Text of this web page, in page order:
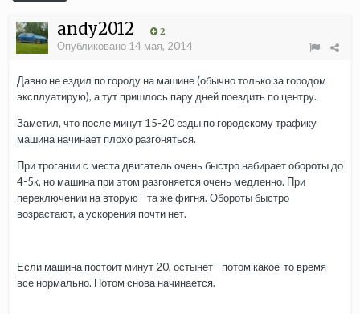
andy2012 2
Опубликовано 14 мая, 2014
Давно не ездил по городу на машине (обычно только за городом
эксплуатирую), а тут пришлось пару дней поездить по центру.
Заметил, что после минут 15-20 езды по городскому трафику
машина начинает плохо разгоняться.
При трогании с места двигатель очень быстро набирает обороты до
4-5к, но машина при этом разгоняется очень медленно. При
переключении на вторую - та же фигня. Обороты быстро
возрастают, а ускорения почти нет.
Если машина постоит минут 20, остынет - потом какое-то время
все нормально. Потом снова начинается.